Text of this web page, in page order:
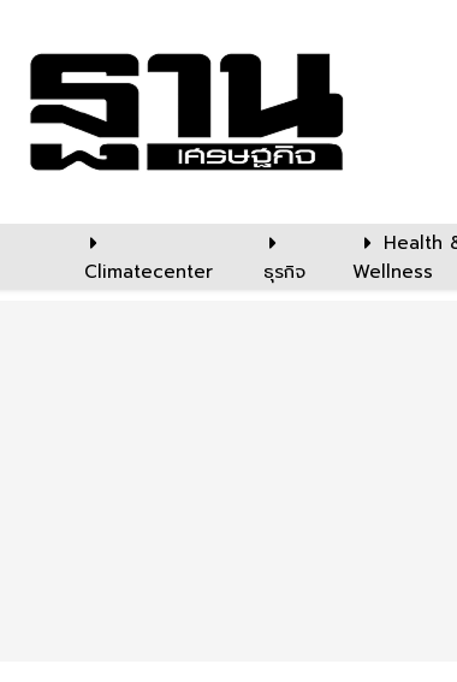
Climatecenter ธุรกิจ
Health
Wellness